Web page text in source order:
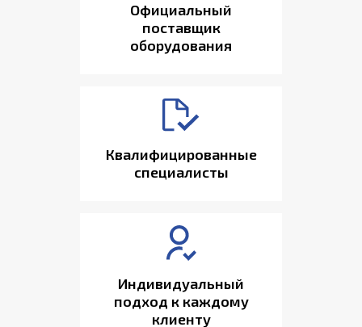
Официальный
поставщик
оборудования
Квалифицированные
специалисты
Индивидуальный
подход к каждому
клиенту